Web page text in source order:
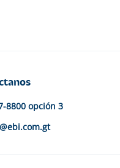
8800 opción 3